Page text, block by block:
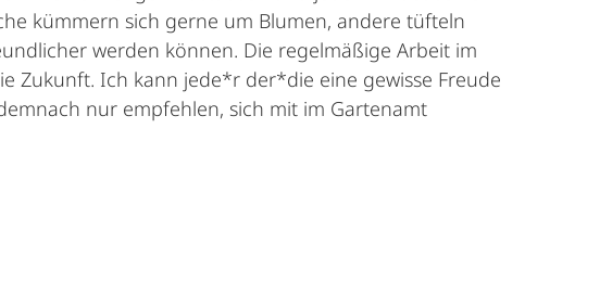
kümmern sich gerne um Blumen, andere tüfteln
werden können. Die regelmäßige Arbeit im
Zukunft. Ich kann jede*r der*die eine gewisse Freude
nur empfehlen, sich mit im Gartenamt